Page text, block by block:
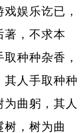
娱乐讫已，
著，不求本
种种杂香，
其人手取种种
曲躬，其人
树，树为曲